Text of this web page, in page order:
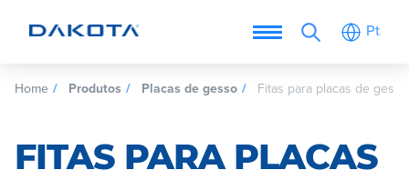
Pt
Home Produtos Placas de gesso Fitas para placas de gesso
FITAS PARA PLACAS